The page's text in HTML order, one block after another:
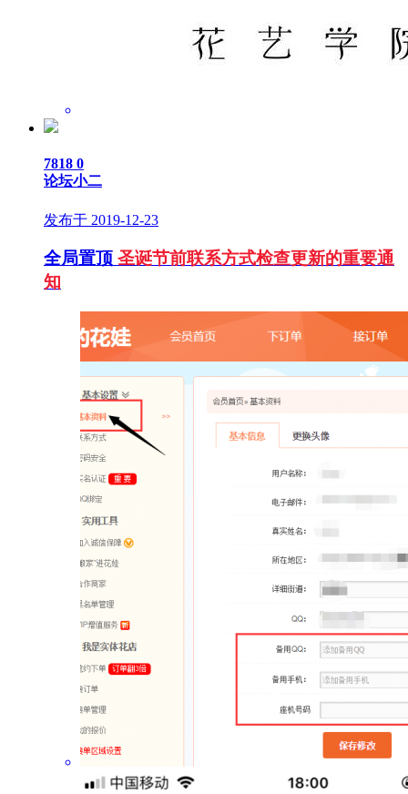
7818 0
论坛小二
发布于 2019-12-23
全局置顶 圣诞节前联系方式检查更新的重要通
知